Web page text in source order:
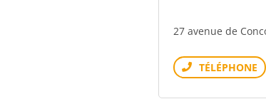
27 avenue de
Téléphone